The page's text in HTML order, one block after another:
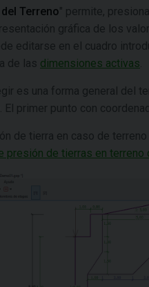
Terreno" permite,
gráfica de los
editarse en el cuadro
de las dimensiones activas
es una forma general del
primer punto con
de tierra en caso de
presión de tierras en terreno